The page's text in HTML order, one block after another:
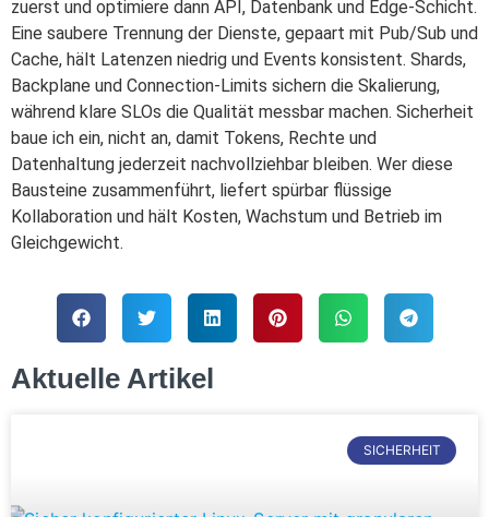
zuerst und optimiere dann API, Datenbank und Edge-Schicht.
Eine saubere Trennung der Dienste, gepaart mit Pub/Sub und
Cache, hält Latenzen niedrig und Events konsistent. Shards,
Backplane und Connection-Limits sichern die Skalierung,
während klare SLOs die Qualität messbar machen. Sicherheit
baue ich ein, nicht an, damit Tokens, Rechte und
Datenhaltung jederzeit nachvollziehbar bleiben. Wer diese
Bausteine zusammenführt, liefert spürbar flüssige
Kollaboration und hält Kosten, Wachstum und Betrieb im
Gleichgewicht.
Aktuelle Artikel
SICHERHEIT